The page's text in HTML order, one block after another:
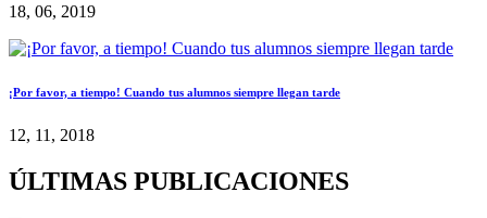
18, 06, 2019
¡Por favor, a tiempo! Cuando tus alumnos siempre llegan tarde
12, 11, 2018
ÚLTIMAS PUBLICACIONES